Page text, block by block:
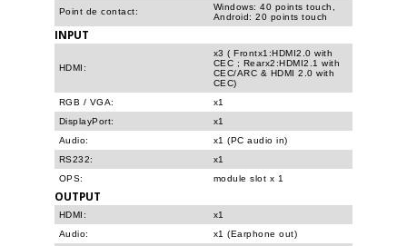
Point de contact:
Windows: 40 points touch,
Android: 20 points touch
INPUT
HDMI:
x3 ( Frontx1:HDMI2.0 with
CEC ; Rearx2:HDMI2.1 with
CEC/ARC & HDMI 2.0 with
CEC)
RGB / VGA:
x1
DisplayPort:
x1
Audio:
x1 (PC audio in)
RS232:
x1
OPS:
module slot x 1
OUTPUT
HDMI:
x1
Audio:
x1 (Earphone out)